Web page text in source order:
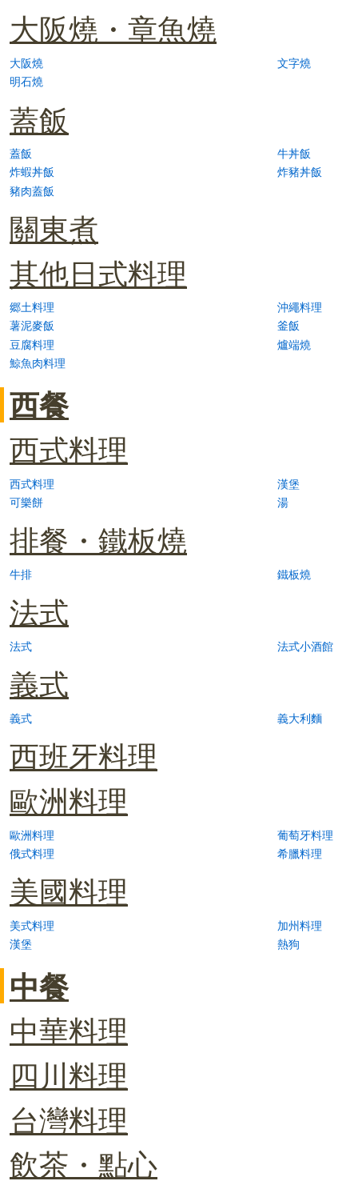
大阪燒・章魚燒
大阪燒
文字燒
明石燒
蓋飯
蓋飯
牛丼飯
炸蝦丼飯
炸豬丼飯
豬肉蓋飯
關東煮
其他日式料理
郷土料理
沖繩料理
薯泥麥飯
釜飯
豆腐料理
爐端燒
鯨魚肉料理
西餐
西式料理
西式料理
漢堡
可樂餅
湯
排餐・鐵板燒
牛排 鐵板燒
法式
法式 法式小酒館
義式
義式 義大利麵
西班牙料理
歐洲料理
歐洲料理
葡萄牙料理
俄式料理
希臘料理
美國料理
美式料理
加州料理
漢堡
熱狗
中餐
中華料理
四川料理
台灣料理
飲茶・點心